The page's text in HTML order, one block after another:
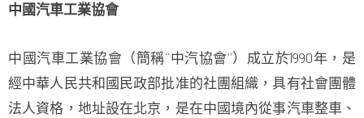
中國汽車工業協會
中國汽車工業協會（簡稱“中汽協會”）成立於1990年，是
經中華人民共和國民政部批准的社團組織，具有社會團體
法人資格，地址設在北京，是在中國境內從事汽車整車、